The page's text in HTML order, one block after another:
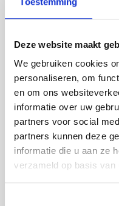
Deze website maakt
We gebruiken cookies
personaliseren, om
en om ons
informatie over uw
partners voor social
partners kunnen deze
informatie die u aan ze
verzameld op basis van
Bel
Tevreden